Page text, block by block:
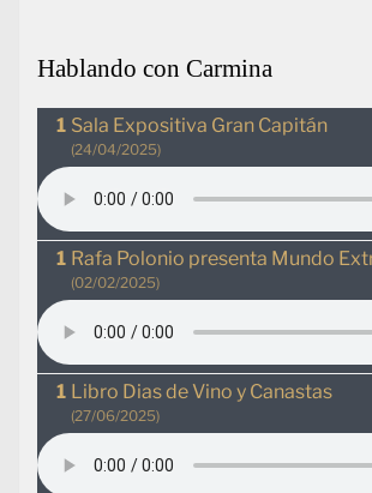
Hablando con Carmina
Sala Expositiva Gran Capitán
(24/04/2025)
Rafa Polonio presenta Mundo
(02/02/2025)
Libro Dias de Vino y Canastas
(27/06/2025)